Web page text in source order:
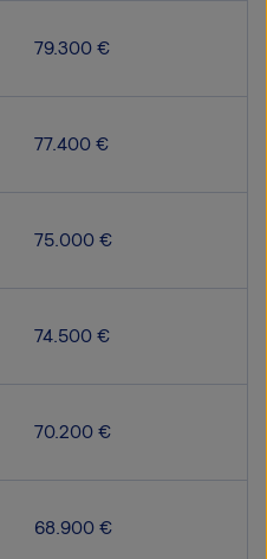
79.300 €
77.400 €
75.000 €
74.500 €
70.200 €
68.900 €